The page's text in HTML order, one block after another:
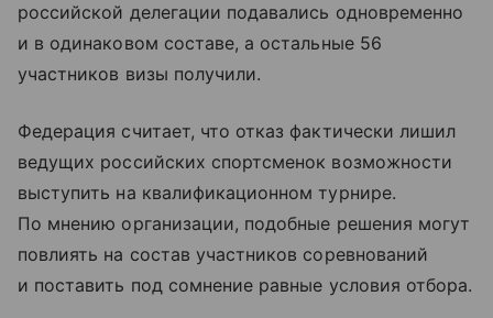
российской делегации подавались одновременно
и в одинаковом составе, а остальные 56
участников визы получили.
Федерация считает, что отказ фактически лишил
ведущих российских спортсменок возможности
выступить на квалификационном турнире.
По мнению организации, подобные решения могут
повлиять на состав участников соревнований
и поставить под сомнение равные условия отбора.